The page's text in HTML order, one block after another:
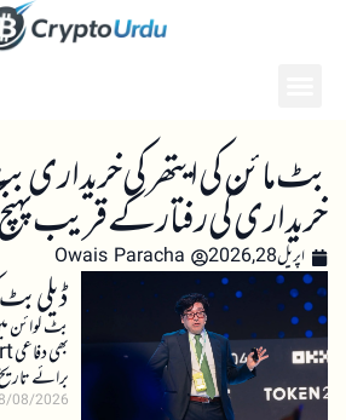
بٹ مائن کی ایتھر کی خریداری
خریداری کی رفتار کے قریب
اپریل 28, 2026 Owais Paracha
ڈیلی
بٹ کوائن
برائے تاریخ 2026-
08/2026